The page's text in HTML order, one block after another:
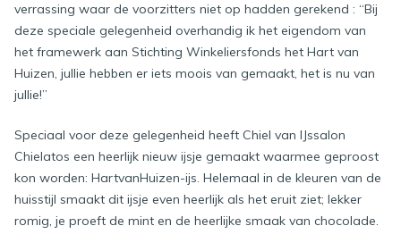
verrassing waar de voorzitters niet op hadden gerekend : “Bij
deze speciale gelegenheid overhandig ik het eigendom van
het framewerk aan Stichting Winkeliersfonds het Hart van
Huizen, jullie hebben er iets moois van gemaakt, het is nu van
jullie!”
Speciaal voor deze gelegenheid heeft Chiel van IJssalon
Chielatos een heerlijk nieuw ijsje gemaakt waarmee geproost
kon worden: HartvanHuizen-ijs. Helemaal in de kleuren van de
huisstijl smaakt dit ijsje even heerlijk als het eruit ziet; lekker
romig, je proeft de mint en de heerlijke smaak van chocolade.